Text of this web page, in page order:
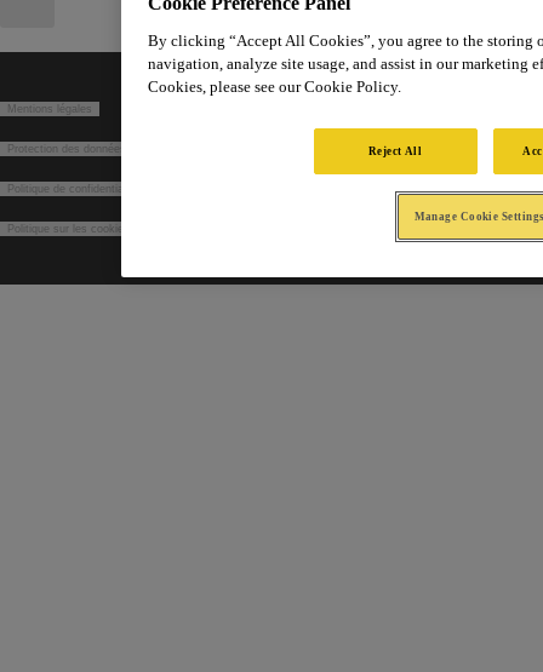
Mentions légales
Protection des données dans le cadre du recrutement
Politique de confidentialité
Politique sur les cookies
By clicking “Accept All Cookies”, you agree to the storing
navigation, analyze site usage, and assist in our marketing
Cookies, please see our Cookie Policy.
Reject All
Manage Cookie